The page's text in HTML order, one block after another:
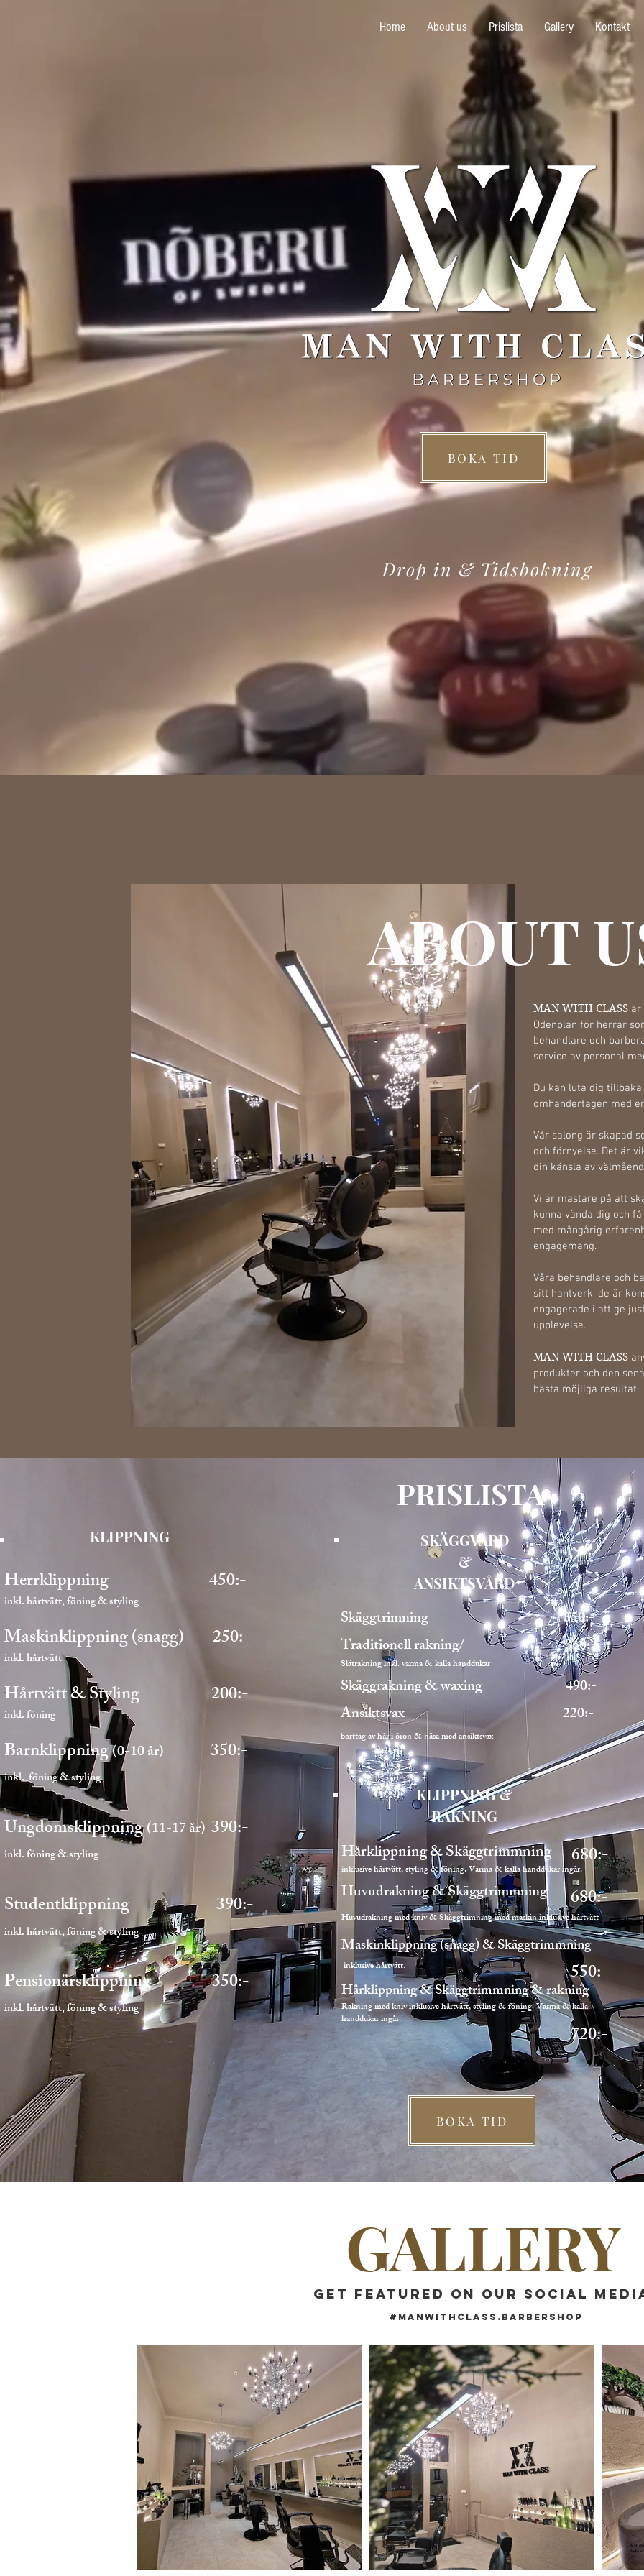
Home About us Prislista Gallery Kontakt
BOKA TID
Drop in & Tidsbokning
ABOUT
MAN WITH CLASS är
Odenplan för herrar
behandlare och
service av personal
Du kan luta dig
omhändertagen med
Vår salong är skapad
och förnyelse. Det är
din känsla av
Vi är mästare på att
kunna vända dig och
med mångårig
engagemang.
Våra behandlare och
sitt hantverk, de är
engagerade i att ge
upplevelse.
MAN WITH CLASS
produkter och den
bästa möjliga resultat.
PRISLISTA
Herrklippning 450:-
inkl. hårtvätt, föning & styling
Maskinklippning (snagg) 250:-
inkl. hårtvätt
Hårtvätt & Styling 200:-
inkl. föning
Barnklippning(0-10 år) 350:-
inkl. föning & styling​
Ungdomsklippning(11-17 år) 390:-
inkl. föning & styling
Studentklippning 390:-
inkl. hårtvätt, föning & styling
Pensionärsklippning 350:-
inkl. hårtvätt, föning & styling
KLIPPNING
SKÄGGVÅRD
&
ANSIKTSVÅRD
Skäggtrimning
350:-
Traditionell rakning/ 360:-
Slätrakning inkl. varma & kalla handdukar
Skäggrakning & waxing 490:-
Ansiktsvax 220:-
borttag av hår i öron & näsa med ansiktsvax
KLIPPNING &
RAKNING
Hårklippning & Skäggtrimmning
inklusive hårtvätt, styling & föning. Varma & kalla handdukar ingår.
Huvudrakning & Skäggtrimmning
Huvudrakning med kniv & Skäggtrimning med maskin inklusive hårtvätt
Maskinklippning (snagg) & Skäggtrimmning
inklusive hårtvätt.
Hårklippning & Skäggtrimmning & rakning
Rakning med kniv inklusive hårtvätt, styling & föning. Varma & kalla
handdukar ingår.
680:-
680:-
550:-
720:-
BOKA TID
GALLERY
GET FEATURED ON OUR SOCIAL
#MANWITHCLASS.BARBERSHOP